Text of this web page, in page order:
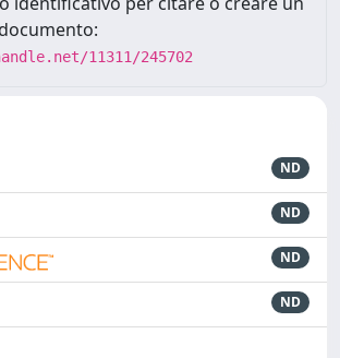
11311/245702
ND
ND
ND
ND